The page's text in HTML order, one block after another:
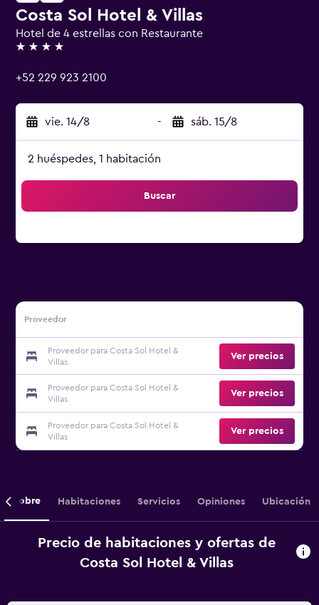
Costa Sol Hotel & Villas
Hotel de 4 estrellas con Restaurante
4 estrellas
+52 229 923 2100
vie. 14/8 - sáb. 15/8
2 huéspedes, 1 habitación
Buscar
Proveedor
Proveedor para Costa Sol Hotel &
Villas
Ver precios
Proveedor para Costa Sol Hotel &
Villas
Ver precios
Proveedor para Costa Sol Hotel &
Villas
Ver precios
Sobre Habitaciones Servicios Opiniones Ubicación
Precio de habitaciones y ofertas de
Costa Sol Hotel & Villas